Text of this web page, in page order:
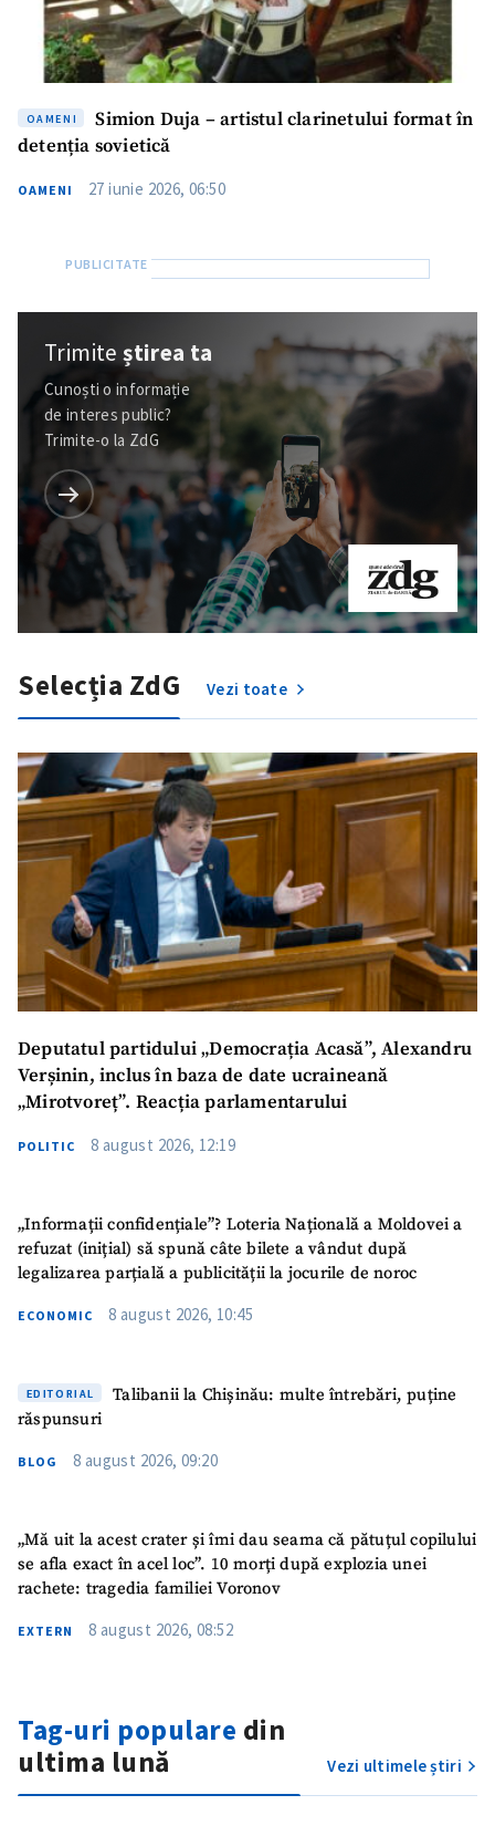
Trimite o informație
in English
на русском
OAMENI
Simion Duja – artistul clarinetului format în
detenția sovietică
OAMENI 27 iunie 2026, 06:50
Trimiteștirea ta
Cunoști o informație
de interes public?
Trimite-o la ZdG
Selecția ZdG Vezi toate
Deputatul partidului „Democrația Acasă”, Alexandru
Verșinin, inclus în baza de date ucraineană
„Mirotvoreț”. Reacția parlamentarului
POLITIC 8 august 2026, 12:19
„Informații confidențiale”? Loteria Națională a Moldovei a
refuzat (inițial) să spună câte bilete a vândut după
legalizarea parțială a publicității la jocurile de noroc
ECONOMIC 8 august 2026, 10:45
EDITORIAL
Talibanii la Chișinău: multe întrebări, puține
răspunsuri
BLOG 8 august 2026, 09:20
„Mă uit la acest crater și îmi dau seama că pătuțul copilului
se afla exact în acel loc”. 10 morți după explozia unei
rachete: tragedia familiei Voronov
EXTERN 8 august 2026, 08:52
Tag-uri populare din
ultima lună
Vezi ultimele știri